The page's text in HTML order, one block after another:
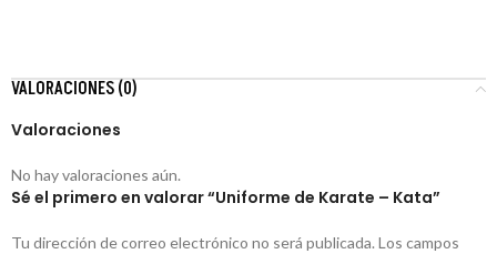
VALORACIONES (0)
Valoraciones
No hay valoraciones aún.
Sé el primero en valorar “Uniforme de Karate – Kata”
Tu dirección de correo electrónico no será publicada. Los campos